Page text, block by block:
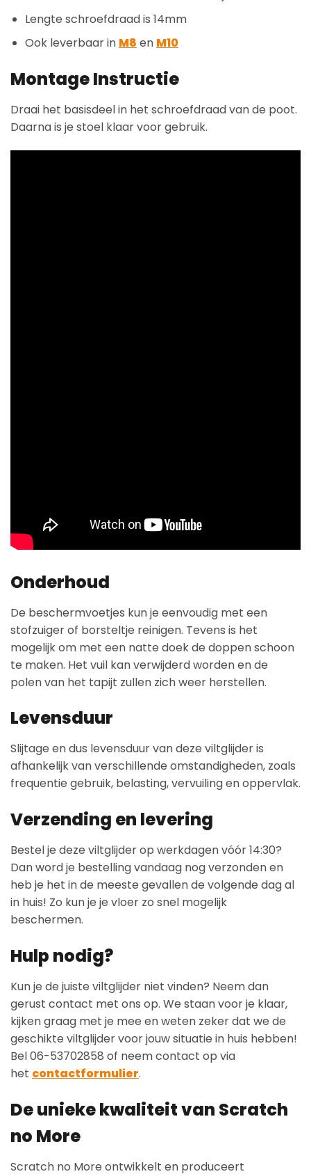
Lengte schroefdraad is 14mm
Ook leverbaar in M8 en M10
Montage Instructie
Draai het basisdeel in het schroefdraad van de poot.
Daarna is je stoel klaar voor gebruik.
Onderhoud
De beschermvoetjes kun je eenvoudig met een
stofzuiger of borsteltje reinigen. Tevens is het
mogelijk om met een natte doek de doppen schoon
te maken. Het vuil kan verwijderd worden en de
polen van het tapijt zullen zich weer herstellen.
Levensduur
Slijtage en dus levensduur van deze viltglijder is
afhankelijk van verschillende omstandigheden, zoals
frequentie gebruik, belasting, vervuiling en oppervlak.
Verzending en levering
Bestel je deze viltglijder op werkdagen vóór 14:30?
Dan word je bestelling vandaag nog verzonden en
heb je het in de meeste gevallen de volgende dag al
in huis! Zo kun je je vloer zo snel mogelijk
beschermen.
Hulp nodig?
Kun je de juiste viltglijder niet vinden? Neem dan
gerust contact met ons op. We staan voor je klaar,
kijken graag met je mee en weten zeker dat we de
geschikte viltglijder voor jouw situatie in huis hebben!
Bel 06-53702858 of neem contact op via
het contactformulier.
De unieke kwaliteit van Scratch
no More
Scratch no More ontwikkelt en produceert